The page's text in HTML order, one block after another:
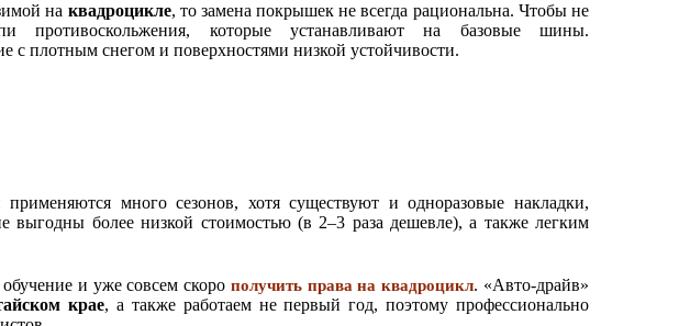
на квадроцикле, то замена покрышек не всегда рациональна. Чтобы не
противоскольжения, которые устанавливают на базовые шины.
с плотным снегом и поверхностями низкой устойчивости.
много сезонов, хотя существуют и одноразовые накладки,
более низкой стоимостью (в 2–3 раза дешевле), а также легким
и уже совсем скоро получить права на квадроцикл. «Авто-драйв»
крае, а также работаем не первый год, поэтому профессионально